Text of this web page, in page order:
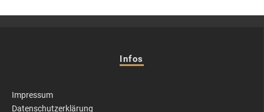
Infos
Impressum
Datenschutzerklärung